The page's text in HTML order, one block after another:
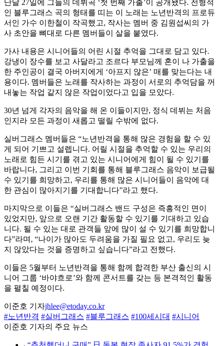
난달 27일에 그들의 데뷔곡 ‘첫 번째 가출’이 공개됐다. 전형적
인 블루그래스 곡의 형태를 띠는 이 노래는 노년반격의 프로듀
서인 가수 이한철이 작곡했고, 작사는 멤버 중 김원섭씨의 가
사 초안을 뼈대로 다른 멤버들이 살을 붙였다.
가사 내용은 시니어들의 어린 시절 추억을 그대로 담고 있다.
강냉이 장수를 보고 사달라고 조르다 부모님께 혼이 나 가출을
한 주인공이 결국 아버지에게 ‘아프지 않은’ 매를 맞는다는 내
용이다. 멤버들은 노래를 작사하는 과정이 서로의 추억담을 꺼
내놓는 작업 같지 않은 작업이었다고 입을 모았다.
30년 넘게 각자의 음악을 해 온 이들이지만, 정식 데뷔는 처음
인지라 모든 과정이 새롭고 떨릴 수밖에 없다.
실버그래스 멤버들은 “노년반격을 통해 많은 경험을 할 수 있
게 되어 기쁘고 설렙니다. 어릴 시절을 추억할 수 있는 우리의
노래로 힘든 시기를 겪고 있는 시니어에게 힘이 될 수 있기를
바랍니다, 그리고 이번 기회를 통해 블루그래스 음악이 보급될
수 있기를 희망하고, 우리를 통해 많은 시니어들이 음악에 대
한 관심이 많아지기를 기대합니다”라고 했다.
마지막으로 이들은 “실버그래스 밴드 구성은 즉흥적인 면이
있었지만, 앞으로 오랜 기간 활동할 수 있기를 기대하고 있습
니다. 될 수 있는 대로 관객들 앞에 많이 설 수 있기를 희망합니
다”라며, “나이가 많아도 두려움을 가질 필요 없고, 우리도 늦
지 않았다는 것을 증명하고 싶습니다”라고 전했다.
이들은 5월부터 노년반격을 통해 함께 합격한 부산 출신의 시
니어 그룹 ‘바야흐로’와 함께 콘서트를 갖는 등 본격적인 활동
을 펼칠 예정이다.
이준호 기자jhlee@etoday.co.kr
#노년반격 #실버그래스 #블루그래스 #100세시대 #시니어
이준호 기자의 주요 뉴스